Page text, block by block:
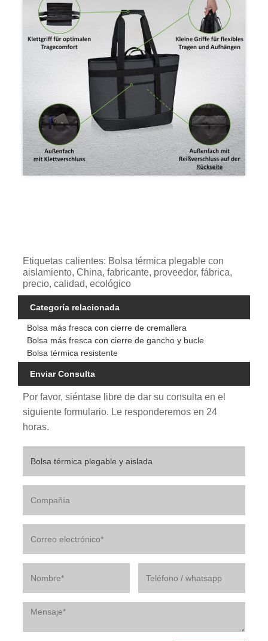
Etiquetas calientes: Bolsa térmica plegable con
aislamiento, China, fabricante, proveedor, fábrica,
precio, calidad, ecológico
Categoría relacionada
Bolsa más fresca con cierre de cremallera
Bolsa más fresca con cierre de gancho y bucle
Bolsa térmica resistente
Enviar Consulta
Por favor, siéntase libre de dar su consulta en el
siguiente formulario. Le responderemos en 24
horas.